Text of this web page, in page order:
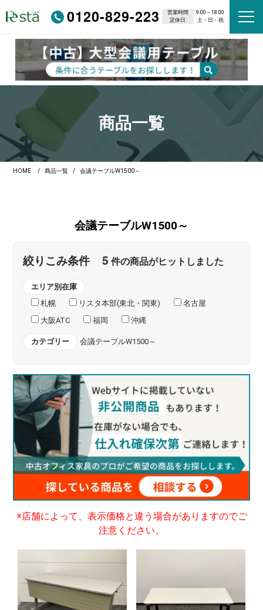
0120-829-223 営業時間
9:00～18:00
定休日
土・日・祝
商品一覧
HOME 商品一覧 会議テーブルW1500～
会議テーブルW1500～
絞りこみ条件 5 件の商品がヒットしました
エリア別在庫
札幌
リスタ本部(東北・関東)
名古屋
大阪ATC
福岡 沖縄
カテゴリー 会議テーブルW1500～
※店舗によって、表示価格と違う場合がありますのでご
注意ください。